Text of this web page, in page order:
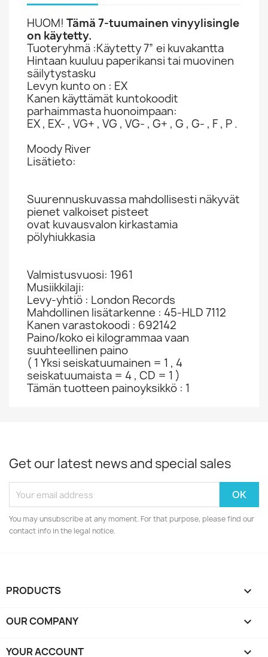
HUOM! Tämä 7-tuumainen vinyylisingle
on käytetty.
Tuoteryhmä :Käytetty 7” ei kuvakantta
Hintaan kuuluu paperikansi tai muovinen
säilytystasku
Levyn kunto on : EX
Kanen käyttämät kuntokoodit
parhaimmasta huonoimpaan:
EX , EX- , VG+ , VG , VG- , G+ , G , G- , F , P .
Moody River
Lisätieto:
Suurennuskuvassa mahdollisesti näkyvät
pienet valkoiset pisteet
ovat kuvausvalon kirkastamia
pölyhiukkasia
Valmistusvuosi: 1961
Musiikkilaji:
Levy-yhtiö : London Records
Mahdollinen lisätarkenne : 45-HLD 7112
Kanen varastokoodi : 692142
Paino/koko ei kilogrammaa vaan
suuhteellinen paino
( 1 Yksi seiskatuumainen = 1 , 4
seiskatuumaista = 4 , CD = 1 )
Tämän tuotteen painoyksikkö : 1
Get our latest news and special sales
You may unsubscribe at any moment. For that purpose, please find our
contact info in the legal notice.
PRODUCTS 
OUR COMPANY 
YOUR ACCOUNT 